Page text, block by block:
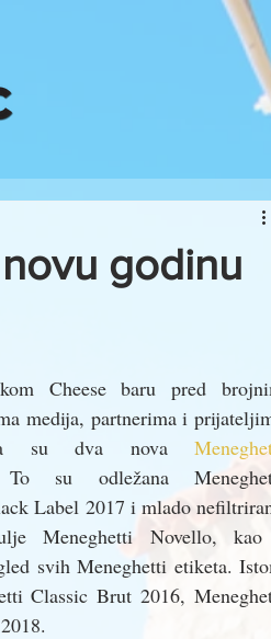
godinu
Cheese baru pred
medija, partnerima i
su dva nova
To su odležana
Label 2017 i mlado
Meneghetti Novello,
svih Meneghetti etiketa.
Classic Brut 2016,